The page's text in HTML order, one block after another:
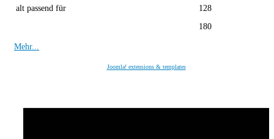
alt passend für
128
180
Mehr...
Joomla! extensions & templates